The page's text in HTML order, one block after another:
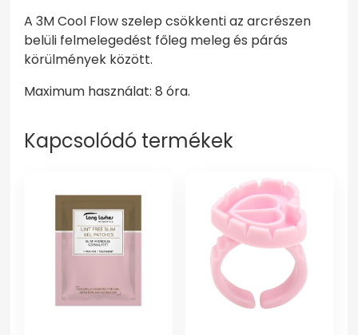
A 3M Cool Flow szelep csökkenti az arcrészen
belüli felmelegedést főleg meleg és párás
körülmények között.
Maximum használat: 8 óra.
Kapcsolódó termékek